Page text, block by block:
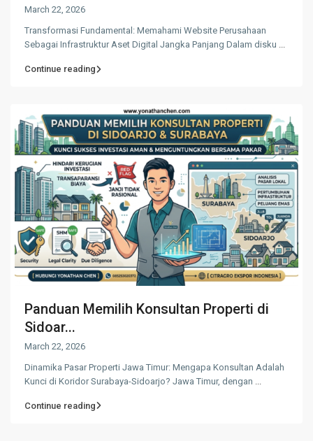
March 22, 2026
Transformasi Fundamental: Memahami Website Perusahaan
Sebagai Infrastruktur Aset Digital Jangka Panjang Dalam disku ...
Continue reading
Panduan Memilih Konsultan Properti di
Sidoar...
March 22, 2026
Dinamika Pasar Properti Jawa Timur: Mengapa Konsultan Adalah
Kunci di Koridor Surabaya-Sidoarjo? Jawa Timur, dengan
Continue reading